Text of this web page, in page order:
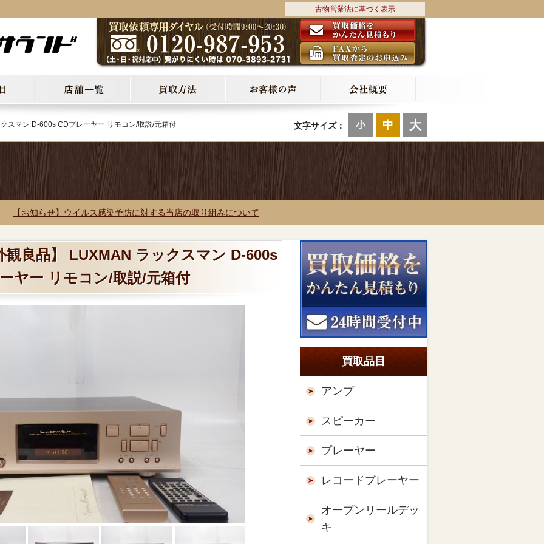
古物営業法に基づく表示
文字サイズ： 小 中 大
スマン D-600s CDプレーヤー リモコン/取説/元箱付
【お知らせ】ウイルス感染予防に対する当店の取り組みについて
観良品】 LUXMAN ラックスマン D-600s
ヤー リモコン/取説/元箱付
買取品目
アンプ
スピーカー
プレーヤー
レコードプレーヤー
オープンリールデッ
キ